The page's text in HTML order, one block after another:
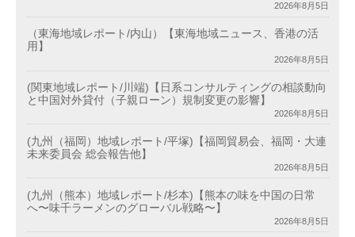
2026年8月5日
（東海地域レポート/内山）【東海地域ニュース、香港の活
用】
2026年8月5日
(関東地域レポート/川端)【日系コンサルティングの相談動向
と中国対外貸付（子親ローン）規制変更の影響】
2026年8月5日
(九州（福岡）地域レポート/平塚)【福岡貿易会、福岡・大連
未来委員会 総会報告他】
2026年8月5日
(九州（熊本）地域レポート/杉本)【熊本の味を中国の日常
へ〜味千ラーメンのグローバル戦略〜】
2026年8月5日